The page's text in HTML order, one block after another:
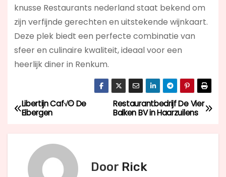
knusse Restaurants nederland staat bekend om
zijn verfijnde gerechten en uitstekende wijnkaart.
Deze plek biedt een perfecte combinatie van
sfeer en culinaire kwaliteit, ideaal voor een
heerlijk diner in Renkum.
B
e
Restaurantbedrijf De Vier
Balken BV in Haarzuilens
Libertijn Caf√© De
Eibergen
Door Rick